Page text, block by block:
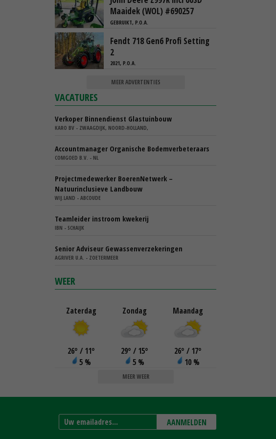
Maaidek (WOL) #690257
GEBRUIKT, P.O.A.
Fendt 718 Gen6 Profi Setting
2
2021, P.O.A.
MEER ADVERTENTIES
VACATURES
Verkoper Binnendienst Glastuinbouw
KARO BV - ZWAAGDIJK, NOORD-HOLLAND,
Accountmanager Organische Bodemverbeteraars
COMGOED B.V. - NL
Projectmedewerker BoerenNetwerk –
Natuurinclusieve Landbouw
WIJ.LAND - ABCOUDE
Teamleider instroom kwekerij
IBN - SCHAIJK
Senior Adviseur Gewassenverzekeringen
AGRIVER U.A. - ZOETERMEER
WEER
Zaterdag
26° / 11°
5 %
Zondag
29° / 15°
5 %
Maandag
26° / 17°
10 %
MEER WEER
AANMELDEN